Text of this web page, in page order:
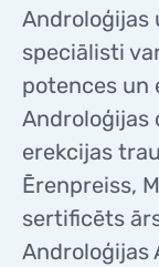
JŪSU
SĀC TAGAD
NODERĪGI
CENAS
KONTAKTI
RU
LT
NO
ĀRSTĒŠANA
JŪSU
SĀC TAGAD
NODERĪGI
CENAS
KONTAKTI
Androloģijas
speciālisti
potences un
Androloģijas
erekcijas
Ērenpreiss,
sertificēts
Androloģijas